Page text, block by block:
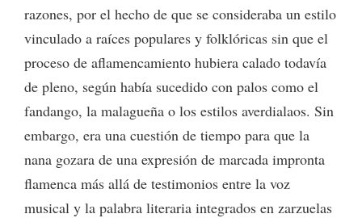
razones, por el hecho de que se consideraba un estilo
vinculado a raíces populares y folklóricas sin que el
proceso de aflamencamiento hubiera calado todavía
de pleno, según había sucedido con palos como el
fandango, la malagueña o los estilos averdialaos. Sin
embargo, era una cuestión de tiempo para que la
nana gozara de una expresión de marcada impronta
flamenca más allá de testimonios entre la voz
musical y la palabra literaria integrados en zarzuelas